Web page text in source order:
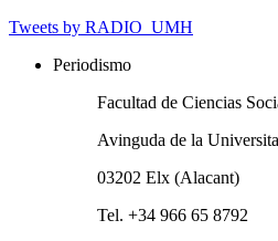
Tweets by RADIO_UMH
Periodismo
Facultad de Ciencias
Avinguda de la
03202 Elx (Alacant)
Tel. +34 966 65 8792